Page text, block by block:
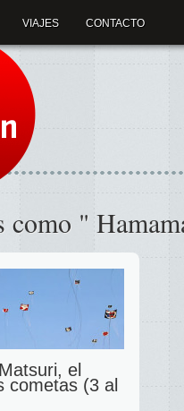
VIAJES CONTACTO
como "
el
cometas (3 al